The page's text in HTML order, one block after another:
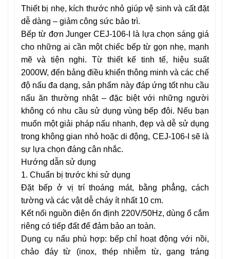
Thiết bị nhẹ, kích thước nhỏ giúp vệ sinh và cất đặt
dễ dàng – giảm công sức bảo trì.
Bếp từ đơn Junger CEJ-106-I là lựa chọn sáng giá
cho những ai cần một chiếc bếp từ gọn nhẹ, mạnh
mẽ và tiện nghi. Từ thiết kế tinh tế, hiệu suất
2000W, đến bảng điều khiển thông minh và các chế
độ nấu đa dạng, sản phẩm này đáp ứng tốt nhu cầu
nấu ăn thường nhật – đặc biệt với những người
không có nhu cầu sử dụng vùng bếp đôi. Nếu bạn
muốn một giải pháp nấu nhanh, đẹp và dễ sử dụng
trong không gian nhỏ hoặc di động, CEJ-106-I sẽ là
sự lựa chọn đáng cân nhắc.
Hướng dẫn sử dụng
1. Chuẩn bị trước khi sử dụng
Đặt bếp ở vị trí thoáng mát, bằng phẳng, cách
tường và các vật dễ cháy ít nhất 10 cm.
Kết nối nguồn điện ổn định 220V/50Hz, dùng ổ cắm
riêng có tiếp đất để đảm bảo an toàn.
Dụng cụ nấu phù hợp: bếp chỉ hoạt động với nồi,
chảo đáy từ (inox, thép nhiễm từ, gang tráng